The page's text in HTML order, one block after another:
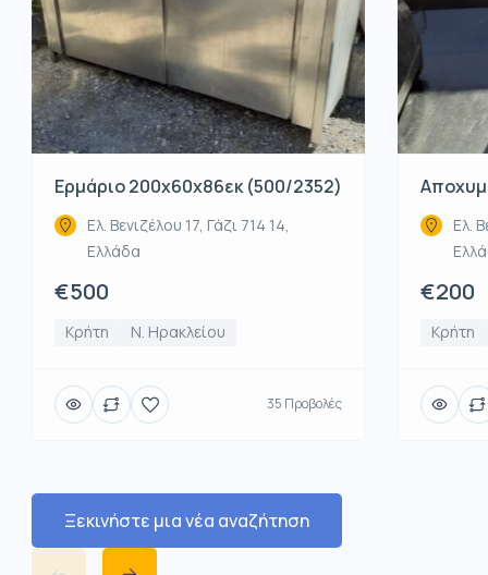
Ερμάριο 200x60x86εκ (500/2352)
Ελ. Βενιζέλου 17, Γάζι 714 14,
Ελλάδα
€500
Κρήτη Ν. Ηρακλείου
35 Προβολές
Ελ.
€200
Κρήτη
Ξεκινήστε μια νέα αναζήτηση